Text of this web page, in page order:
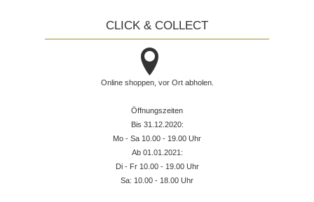
CLICK & COLLECT
Online shoppen, vor Ort abholen.
Öffnungszeiten
Bis 31.12.2020:
Mo - Sa 10.00 - 19.00 Uhr
Ab 01.01.2021:
Di - Fr 10.00 - 19.00 Uhr
Sa: 10.00 - 18.00 Uhr